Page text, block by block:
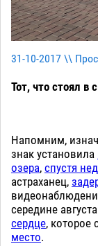
31-10-2017 \\
Тот, что стоял в
Напомним,
знак установила
озера, спустя
астраханец,
середине
сердце, которое
место.